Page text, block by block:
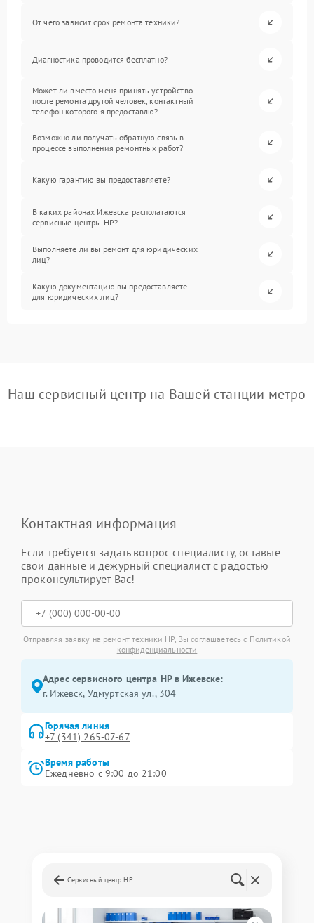
От чего зависит срок ремонта техники?
Диагностика проводится бесплатно?
Может ли вместо меня принять устройство
после ремонта другой человек, контактный
телефон которого я предоставлю?
Возможно ли получать обратную связь в
процессе выполнения ремонтных работ?
Какую гарантию вы предоставляете?
В каких районах Ижевска располагаются
сервисные центры HP?
Выполняете ли вы ремонт для юридических
лиц?
Какую документацию вы предоставляете
для юридических лиц?
Наш сервисный центр на Вашей станции метро
Контактная информация
Если требуется задать вопрос специалисту, оставьте
свои данные и дежурный специалист с радостью
проконсультирует Вас!
Отправляя заявку на ремонт техники HP, Вы соглашаетесь с Политикой
конфиденциальности
Адрес сервисного центра HP в Ижевске:
г. Ижевск, Удмуртская ул., 304
Горячая линия
+7 (341) 265-07-67
Время работы
Ежедневно с 9:00 до 21:00
Сервисный центр HP